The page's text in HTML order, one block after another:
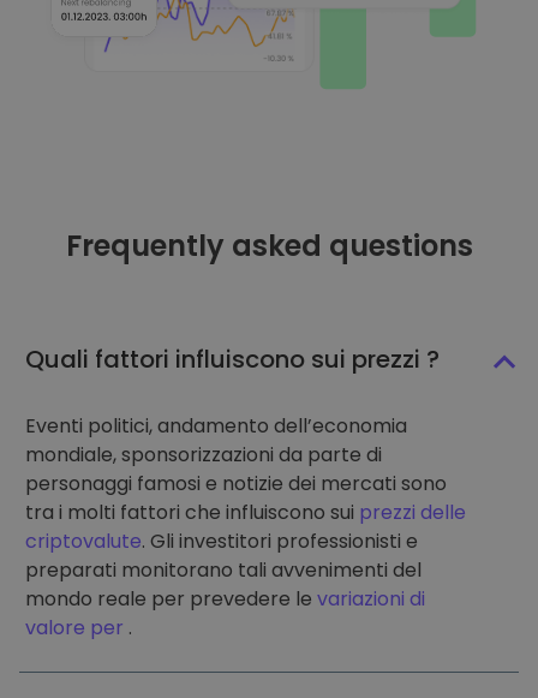
Frequently asked questions
Quali fattori influiscono sui prezzi ?
Eventi politici, andamento dell’economia
mondiale, sponsorizzazioni da parte di
personaggi famosi e notizie dei mercati sono
tra i molti fattori che influiscono sui prezzi delle
criptovalute. Gli investitori professionisti e
preparati monitorano tali avvenimenti del
mondo reale per prevedere le variazioni di
valore per .